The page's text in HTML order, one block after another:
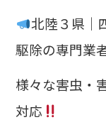
北陸３県｜
駆除の専門業
様々な害虫・
対応